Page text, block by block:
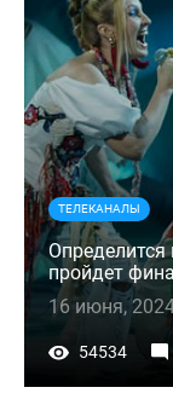
ТЕЛЕКАНАЛЫ
Определится
пройдет
16 июня,
54534